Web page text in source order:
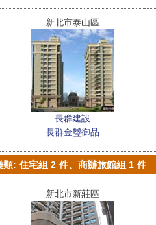
新北市泰山區
長群建設
長群金璽御品
: 住宅組 2 件、商辦旅館組 1 件
新北市新莊區